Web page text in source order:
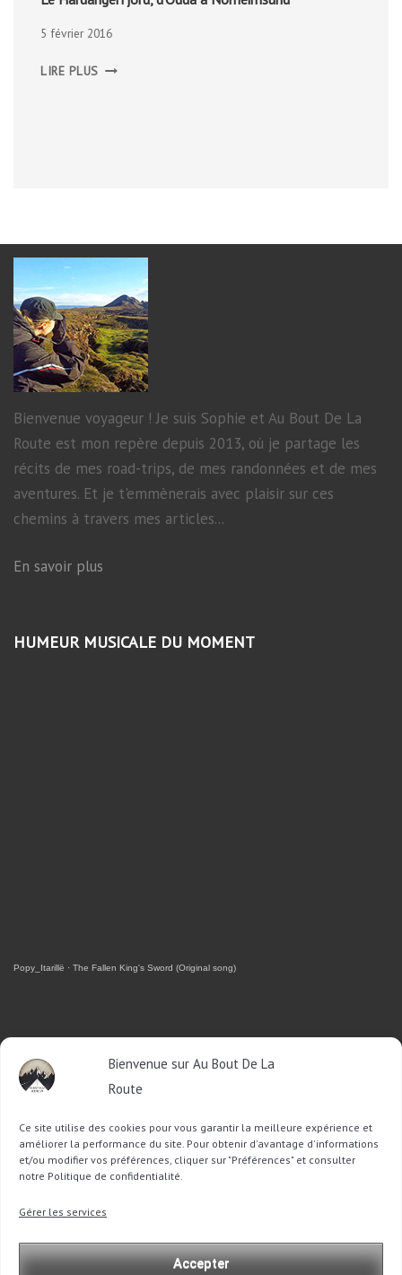
Bienvenue sur Au Bout De La
Route
Ce site utilise des cookies pour vous garantir la meilleure expérience et
améliorer la performance du site. Pour obtenir d'avantage d'informations
et/ou modifier vos préférences, cliquer sur "Préférences" et consulter
notre Politique de confidentialité.
Gérer les services
Accepter
5 février 2016
LIRE PLUS HARDANGERFJORD,
Bienvenue voyageur ! Je suis Sophie et Au Bout De La
Route est mon repère depuis 2013, où je partage les
récits de mes road-trips, de mes randonnées et de mes
aventures. Et je t'emmènerais avec plaisir sur ces
chemins à travers mes articles...
En savoir plus
HUMEUR MUSICALE DU MOMENT
Popy_Itarillë · The Fallen King's Sword (Original song)
RETROUVEZ-MOI SUR FACEBOOK
OU SUR TWITTER
Follow @Sophie_ABDLRTweet to @Sophie_ABDLR
: